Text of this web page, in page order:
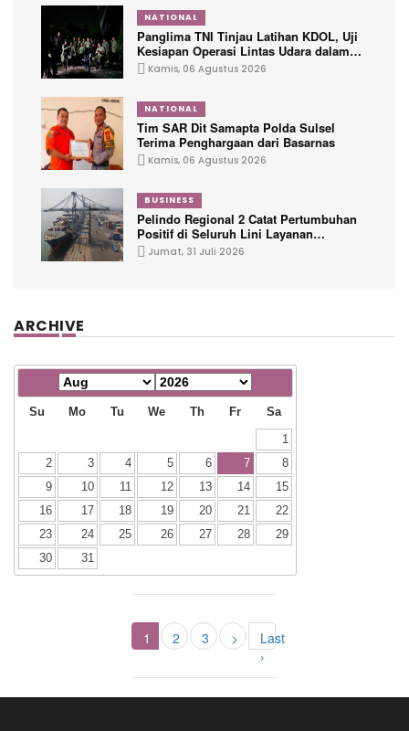
NATIONAL
Panglima TNI Tinjau Latihan KDOL, Uji
Kesiapan Operasi Lintas Udara dalam
Latihan Terintegrasi TNI 2026
Kamis, 06 Agustus 2026
NATIONAL
Tim SAR Dit Samapta Polda Sulsel
Terima Penghargaan dari Basarnas
Kamis, 06 Agustus 2026
BUSINESS
Pelindo Regional 2 Catat Pertumbuhan
Positif di Seluruh Lini Layanan
Kepelabuhanan
Jumat, 31 Juli 2026
ARCHIVE
Su Mo Tu We Th Fr Sa
1
2
3 4 5 6 7
8
9
10 11 12 13 14
15
16
17 18 19 20 21
22
23
24 25 26 27 28
29
30
31
1 2 3 >
Last
›